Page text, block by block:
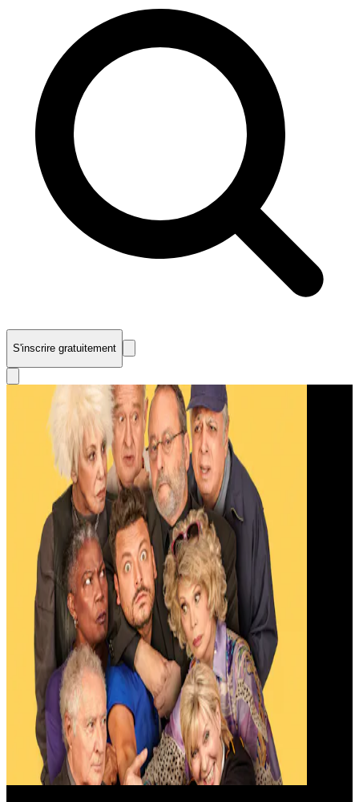
S'inscrire gratuitement